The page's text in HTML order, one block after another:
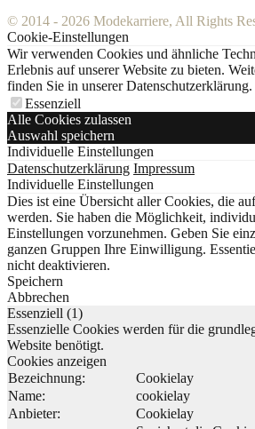
© 2014 - 2026 Modekarriere, All Rights
Cookie-Einstellungen
Wir verwenden Cookies und ähnliche
Erlebnis auf unserer Website zu bieten.
finden Sie in unserer Datenschutzerklärung.
Essenziell
Alle Cookies zulassen
Auswahl speichern
Individuelle Einstellungen
Datenschutzerklärung Impressum
Individuelle Einstellungen
Dies ist eine Übersicht aller Cookies, die
werden. Sie haben die Möglichkeit,
Einstellungen vorzunehmen. Geben Sie
ganzen Gruppen Ihre Einwilligung.
nicht deaktivieren.
Speichern
Abbrechen
Essenziell (1)
Essenzielle Cookies werden für die
Website benötigt.
Cookies anzeigen
Bezeichnung:
Cookielay
Name:
cookielay
Anbieter:
Cookielay